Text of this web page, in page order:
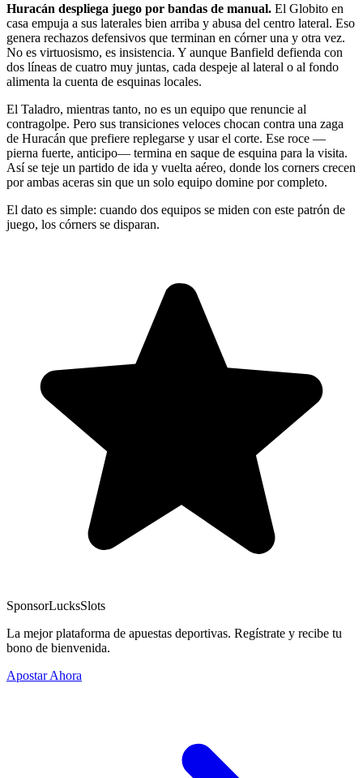
Huracán despliega juego por bandas de manual. El Globito en
casa empuja a sus laterales bien arriba y abusa del centro lateral. Eso
genera rechazos defensivos que terminan en córner una y otra vez.
No es virtuosismo, es insistencia. Y aunque Banfield defienda con
dos líneas de cuatro muy juntas, cada despeje al lateral o al fondo
alimenta la cuenta de esquinas locales.
El Taladro, mientras tanto, no es un equipo que renuncie al
contragolpe. Pero sus transiciones veloces chocan contra una zaga
de Huracán que prefiere replegarse y usar el corte. Ese roce —
pierna fuerte, anticipo— termina en saque de esquina para la visita.
Así se teje un partido de ida y vuelta aéreo, donde los corners crecen
por ambas aceras sin que un solo equipo domine por completo.
El dato es simple: cuando dos equipos se miden con este patrón de
juego, los córners se disparan.
SponsorLucksSlots
La mejor plataforma de apuestas deportivas. Regístrate y recibe tu
bono de bienvenida.
Apostar Ahora